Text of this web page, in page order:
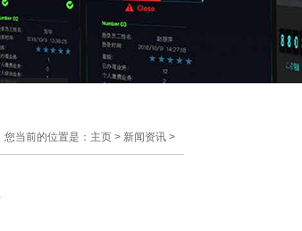
您当前的位置是： 主页 > 新闻资讯 >